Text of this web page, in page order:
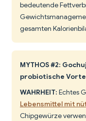
bedeutende
gesamten
MYTHOS #2:
probiotische
WAHRHEIT: Echtes
Lebensmittel mit
Chipgewürze